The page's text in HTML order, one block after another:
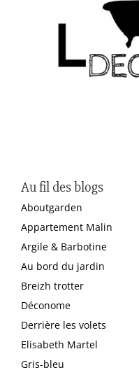
Au fil des blogs
Aboutgarden
Appartement Malin
Argile & Barbotine
Au bord du jardin
Breizh trotter
Déconome
Derrière les volets
Elisabeth Martel
Gris-bleu